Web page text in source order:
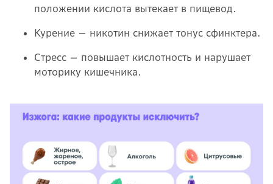
положении кислота вытекает в пищевод.
Курение — никотин снижает тонус сфинктера.
Стресс — повышает кислотность и нарушает
моторику кишечника.